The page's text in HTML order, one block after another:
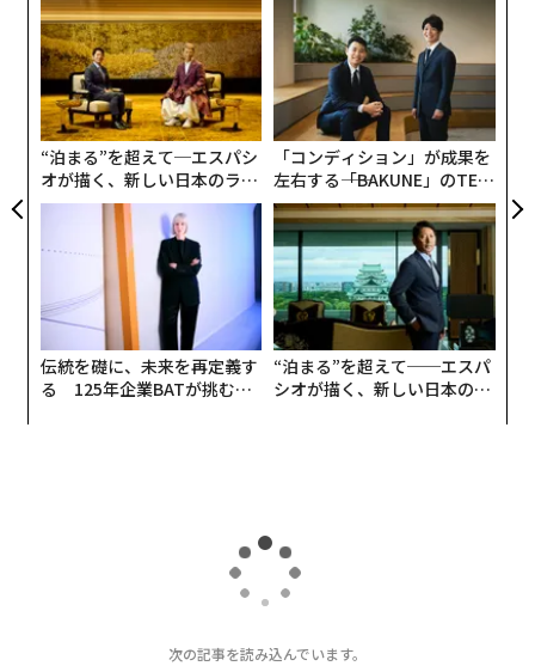
“泊まる”を超えて─エスパシ
オが描く、新しい日本のラグ
ジュアリー（中編）
「コンディション」が成果を
左右する――「BAKUNE」のTEN
TIALが支える「挑戦者の明
日」
伝統を礎に、未来を再定義す
る 125年企業BATが挑むス
“泊まる”を超えて──エスパ
シオが描く、新しい日本のラ
次の記事を読み込んでいます。